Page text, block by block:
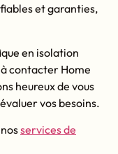
et garanties,
en isolation
contacter Home
heureux de vous
vos besoins.
services de